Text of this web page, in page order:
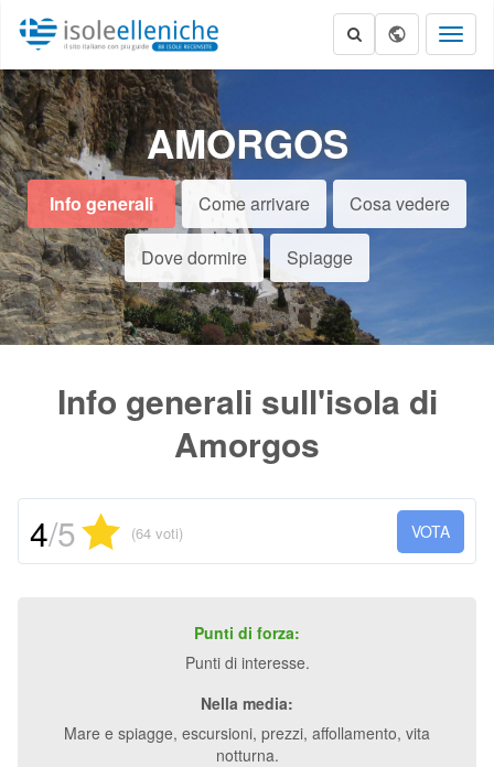
AMORGOS
Info generali Come arrivare Cosa vedere
Dove dormire Spiagge
Info generali sull'isola di
Amorgos
VOTA
4/5 (64 voti)
Punti di forza:
Punti di interesse.
Nella media:
Mare e spiagge, escursioni, prezzi, affollamento, vita
notturna.